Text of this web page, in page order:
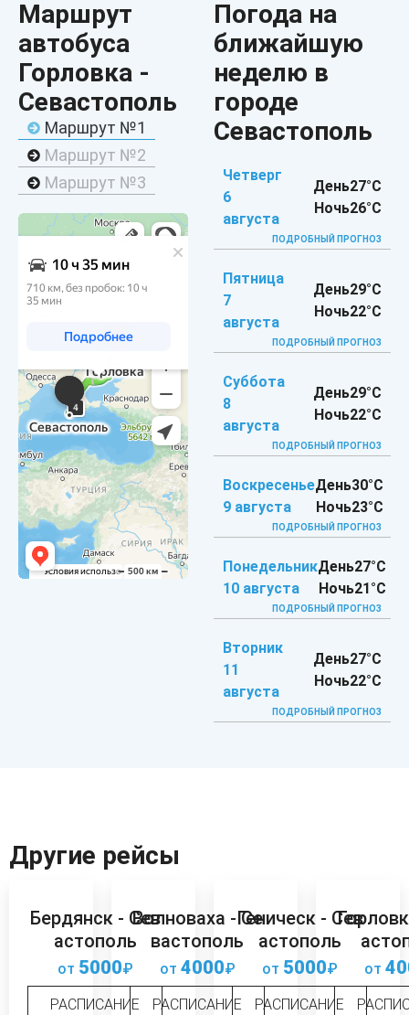
Маршрут
автобуса
Горловка -
Севастополь
Маршрут №1
Маршрут №2
Маршрут №3
Погода на
ближайшую
неделю в
городе
Севастополь
Четверг
6
августа
День27°C
Ночь26°C
ПОДРОБНЫЙ ПРОГНОЗ
Пятница
7
августа
День29°C
Ночь22°C
ПОДРОБНЫЙ ПРОГНОЗ
Суббота
8
августа
День29°C
Ночь22°C
ПОДРОБНЫЙ ПРОГНОЗ
Воскресенье
9 августа
День30°C
Ночь23°C
ПОДРОБНЫЙ ПРОГНОЗ
Понедельник
10 августа
День27°C
Ночь21°C
ПОДРОБНЫЙ ПРОГНОЗ
Вторник
11
августа
День27°C
Ночь22°C
ПОДРОБНЫЙ ПРОГНОЗ
Другие рейсы
Бердянск - Сев
астополь
от 5000₽
РАСПИСАНИЕ
Волноваха - Се
вастополь
от 4000₽
РАСПИСАНИЕ
Геническ - Сев
астополь
от 5000₽
РАСПИСАНИЕ
от